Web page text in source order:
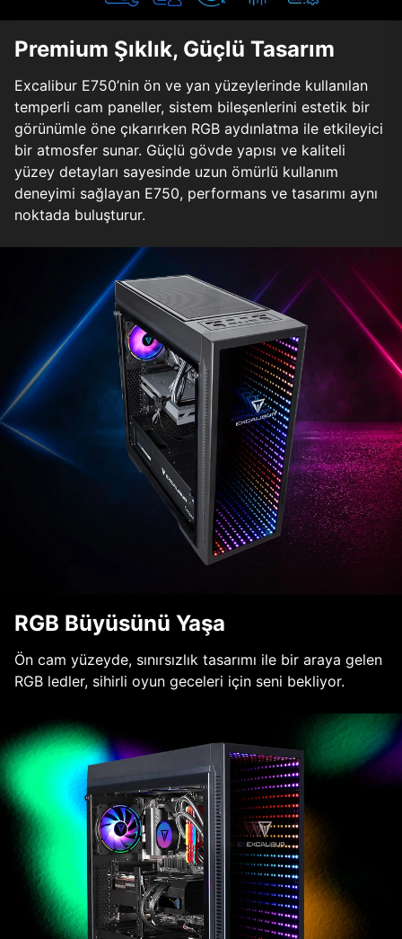
Premium Şıklık, Güçlü Tasarım
Excalibur E750’nin ön ve yan yüzeylerinde kullanılan
temperli cam paneller, sistem bileşenlerini estetik bir
görünümle öne çıkarırken RGB aydınlatma ile etkileyici
bir atmosfer sunar. Güçlü gövde yapısı ve kaliteli
yüzey detayları sayesinde uzun ömürlü kullanım
deneyimi sağlayan E750, performans ve tasarımı aynı
noktada buluşturur.
RGB Büyüsünü Yaşa
Ön cam yüzeyde, sınırsızlık tasarımı ile bir araya gelen
RGB ledler, sihirli oyun geceleri için seni bekliyor.